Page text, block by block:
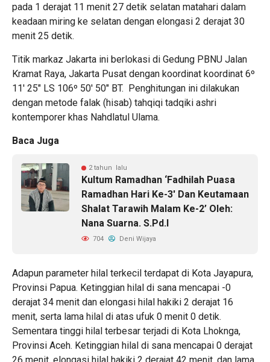
pada 1 derajat 11 menit 27 detik selatan matahari dalam
keadaan miring ke selatan dengan elongasi 2 derajat 30
menit 25 detik.
Titik markaz Jakarta ini berlokasi di Gedung PBNU Jalan
Kramat Raya, Jakarta Pusat dengan koordinat koordinat 6º
11′ 25″ LS 106º 50′ 50″ BT. Penghitungan ini dilakukan
dengan metode falak (hisab) tahqiqi tadqiki ashri
kontemporer khas Nahdlatul Ulama.
Baca Juga
2 tahun lalu
Kultum Ramadhan ‘Fadhilah Puasa
Ramadhan Hari Ke-3′ Dan Keutamaan
Shalat Tarawih Malam Ke-2’ Oleh:
Nana Suarna. S.Pd.I
704 Deni Wijaya
Adapun parameter hilal terkecil terdapat di Kota Jayapura,
Provinsi Papua. Ketinggian hilal di sana mencapai -0
derajat 34 menit dan elongasi hilal hakiki 2 derajat 16
menit, serta lama hilal di atas ufuk 0 menit 0 detik.
Sementara tinggi hilal terbesar terjadi di Kota Lhoknga,
Provinsi Aceh. Ketinggian hilal di sana mencapai 0 derajat